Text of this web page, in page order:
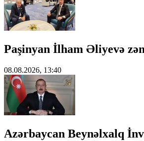
Paşinyan İlham Əliyevə
08.08.2026, 13:40
Azərbaycan Beynəlxalq